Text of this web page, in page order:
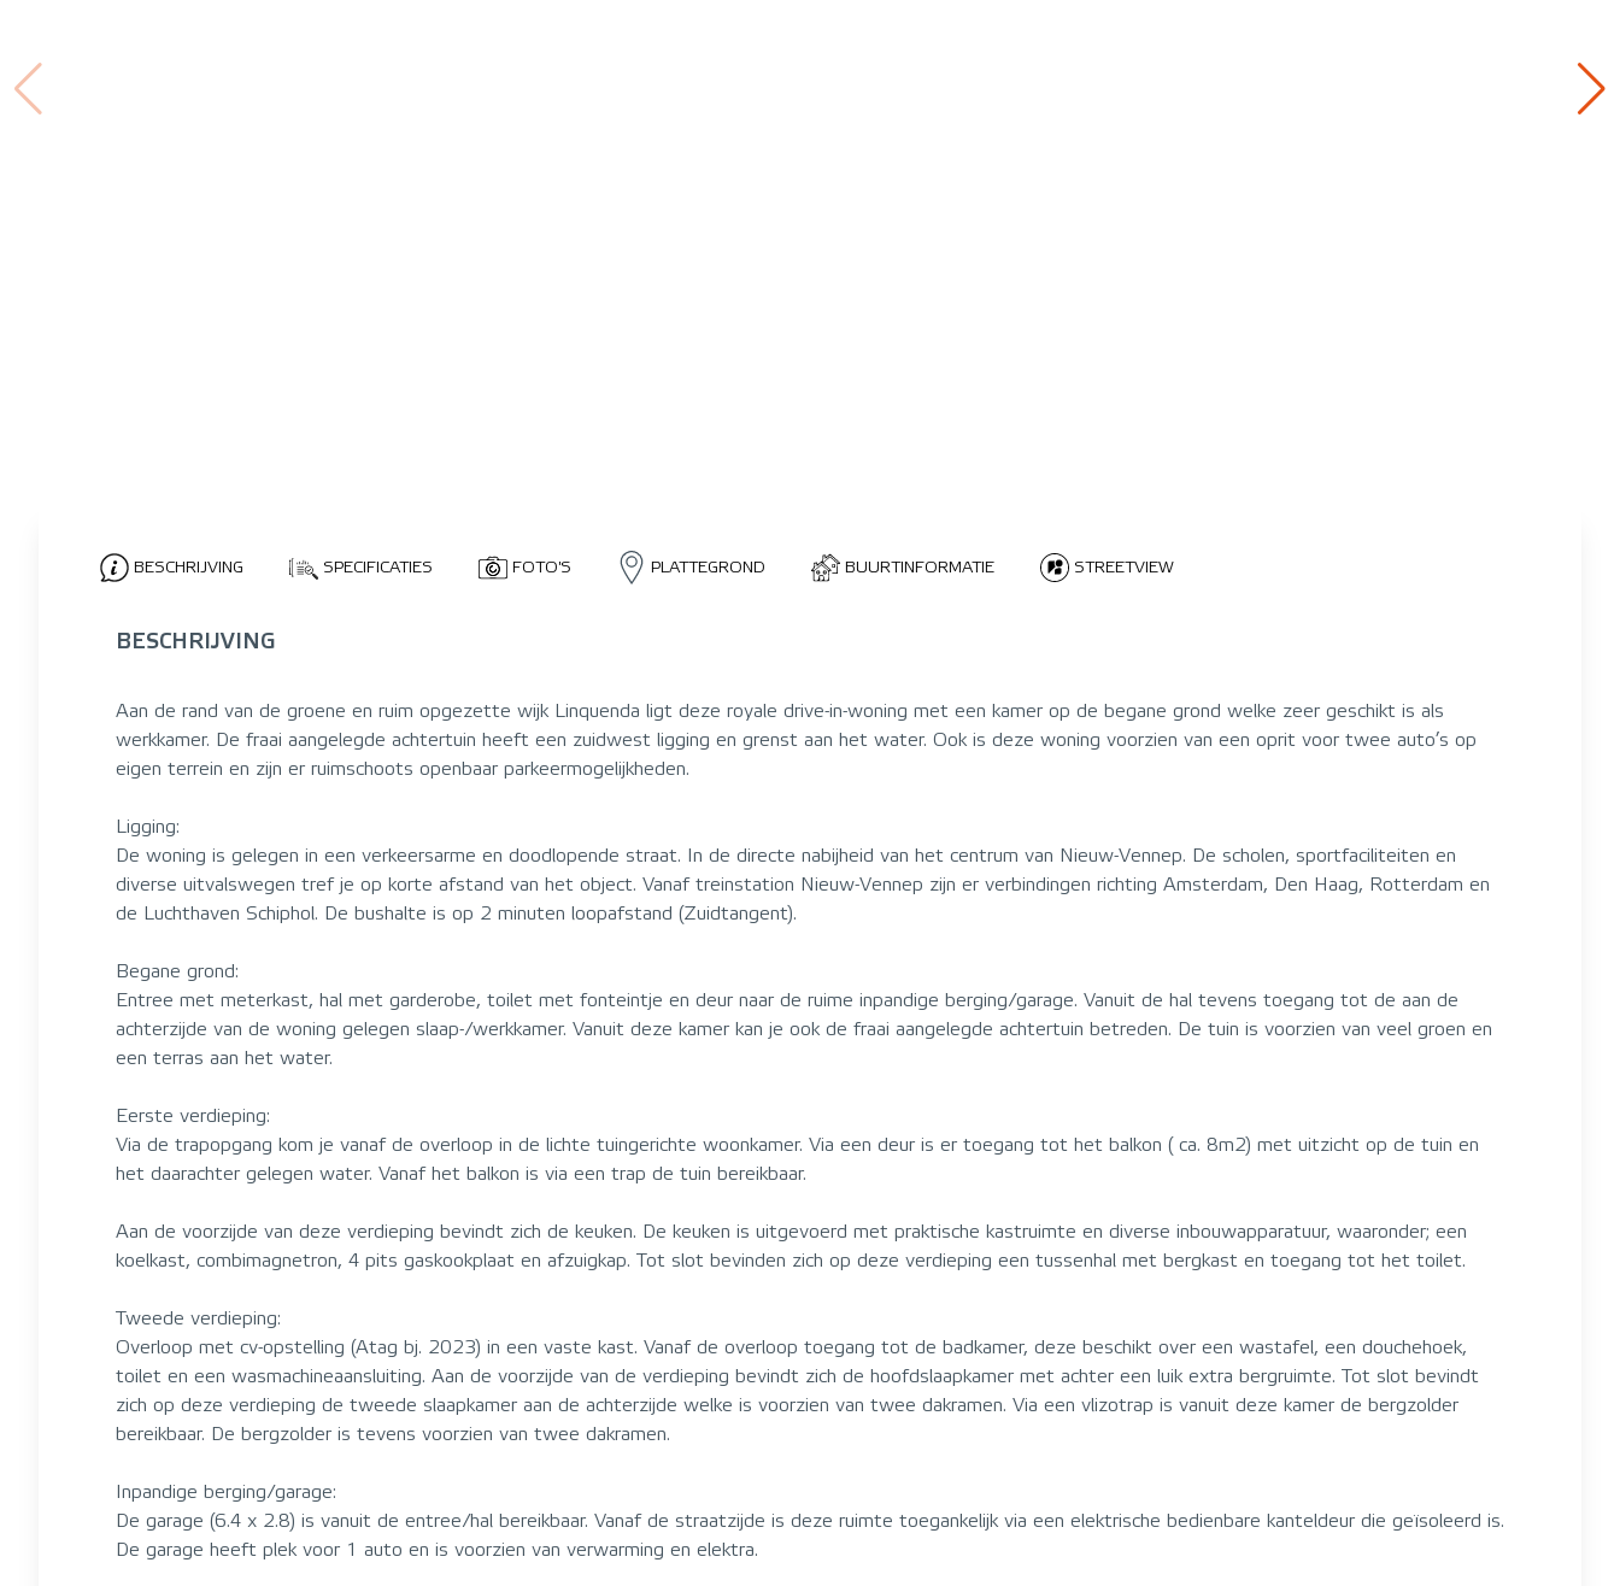
BESCHRIJVING SPECIFICATIES FOTO'S PLATTEGROND BUURTINFORMATIE STREETVIEW
BESCHRIJVING
Aan de rand van de groene en ruim opgezette wijk Linquenda ligt deze royale drive-in-woning met een kamer op de begane grond welke zeer geschikt is als
werkkamer. De fraai aangelegde achtertuin heeft een zuidwest ligging en grenst aan het water. Ook is deze woning voorzien van een oprit voor twee auto’s op
eigen terrein en zijn er ruimschoots openbaar parkeermogelijkheden.
Ligging:
De woning is gelegen in een verkeersarme en doodlopende straat. In de directe nabijheid van het centrum van Nieuw-Vennep. De scholen, sportfaciliteiten en
diverse uitvalswegen tref je op korte afstand van het object. Vanaf treinstation Nieuw-Vennep zijn er verbindingen richting Amsterdam, Den Haag, Rotterdam en
de Luchthaven Schiphol. De bushalte is op 2 minuten loopafstand (Zuidtangent).
Begane grond:
Entree met meterkast, hal met garderobe, toilet met fonteintje en deur naar de ruime inpandige berging/garage. Vanuit de hal tevens toegang tot de aan de
achterzijde van de woning gelegen slaap-/werkkamer. Vanuit deze kamer kan je ook de fraai aangelegde achtertuin betreden. De tuin is voorzien van veel groen en
een terras aan het water.
Eerste verdieping:
Via de trapopgang kom je vanaf de overloop in de lichte tuingerichte woonkamer. Via een deur is er toegang tot het balkon ( ca. 8m2) met uitzicht op de tuin en
het daarachter gelegen water. Vanaf het balkon is via een trap de tuin bereikbaar.
Aan de voorzijde van deze verdieping bevindt zich de keuken. De keuken is uitgevoerd met praktische kastruimte en diverse inbouwapparatuur, waaronder; een
koelkast, combimagnetron, 4 pits gaskookplaat en afzuigkap. Tot slot bevinden zich op deze verdieping een tussenhal met bergkast en toegang tot het toilet.
Tweede verdieping:
Overloop met cv-opstelling (Atag bj. 2023) in een vaste kast. Vanaf de overloop toegang tot de badkamer, deze beschikt over een wastafel, een douchehoek,
toilet en een wasmachineaansluiting. Aan de voorzijde van de verdieping bevindt zich de hoofdslaapkamer met achter een luik extra bergruimte. Tot slot bevindt
zich op deze verdieping de tweede slaapkamer aan de achterzijde welke is voorzien van twee dakramen. Via een vlizotrap is vanuit deze kamer de bergzolder
bereikbaar. De bergzolder is tevens voorzien van twee dakramen.
Inpandige berging/garage:
De garage (6.4 x 2.8) is vanuit de entree/hal bereikbaar. Vanaf de straatzijde is deze ruimte toegankelijk via een elektrische bedienbare kanteldeur die geïsoleerd is.
De garage heeft plek voor 1 auto en is voorzien van verwarming en elektra.